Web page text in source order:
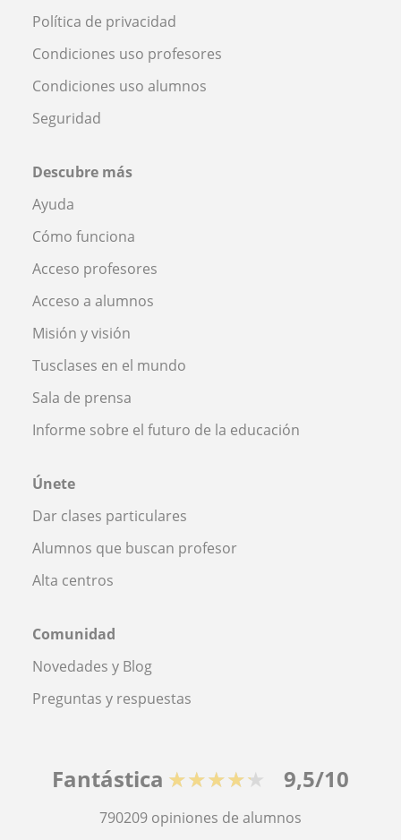
Política de privacidad
Condiciones uso profesores
Condiciones uso alumnos
Seguridad
Descubre más
Ayuda
Cómo funciona
Acceso profesores
Acceso a alumnos
Misión y visión
Tusclases en el mundo
Sala de prensa
Informe sobre el futuro de la educación
Únete
Dar clases particulares
Alumnos que buscan profesor
Alta centros
Comunidad
Novedades y Blog
Preguntas y respuestas
Fantástica ★★★★★ 9,5/10
790209 opiniones de alumnos